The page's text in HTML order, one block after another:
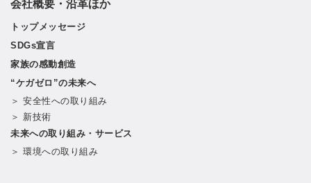
会社概要・沿革ほか
トップメッセージ
SDGs宣言
家族の感動創造
“ケガゼロ”の未来へ
＞ 安全性への取り組み
＞ 新技術
未来への取り組み・サービス
＞ 環境への取り組み